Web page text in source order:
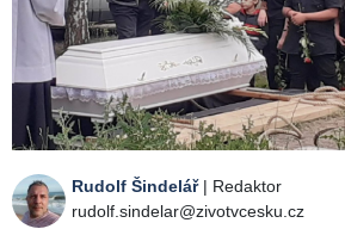
Rudolf Šindelář| Redaktor
rudolf.sindelar@zivotvcesku.cz